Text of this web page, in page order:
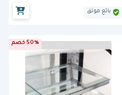
بائع موثق
50% خصم